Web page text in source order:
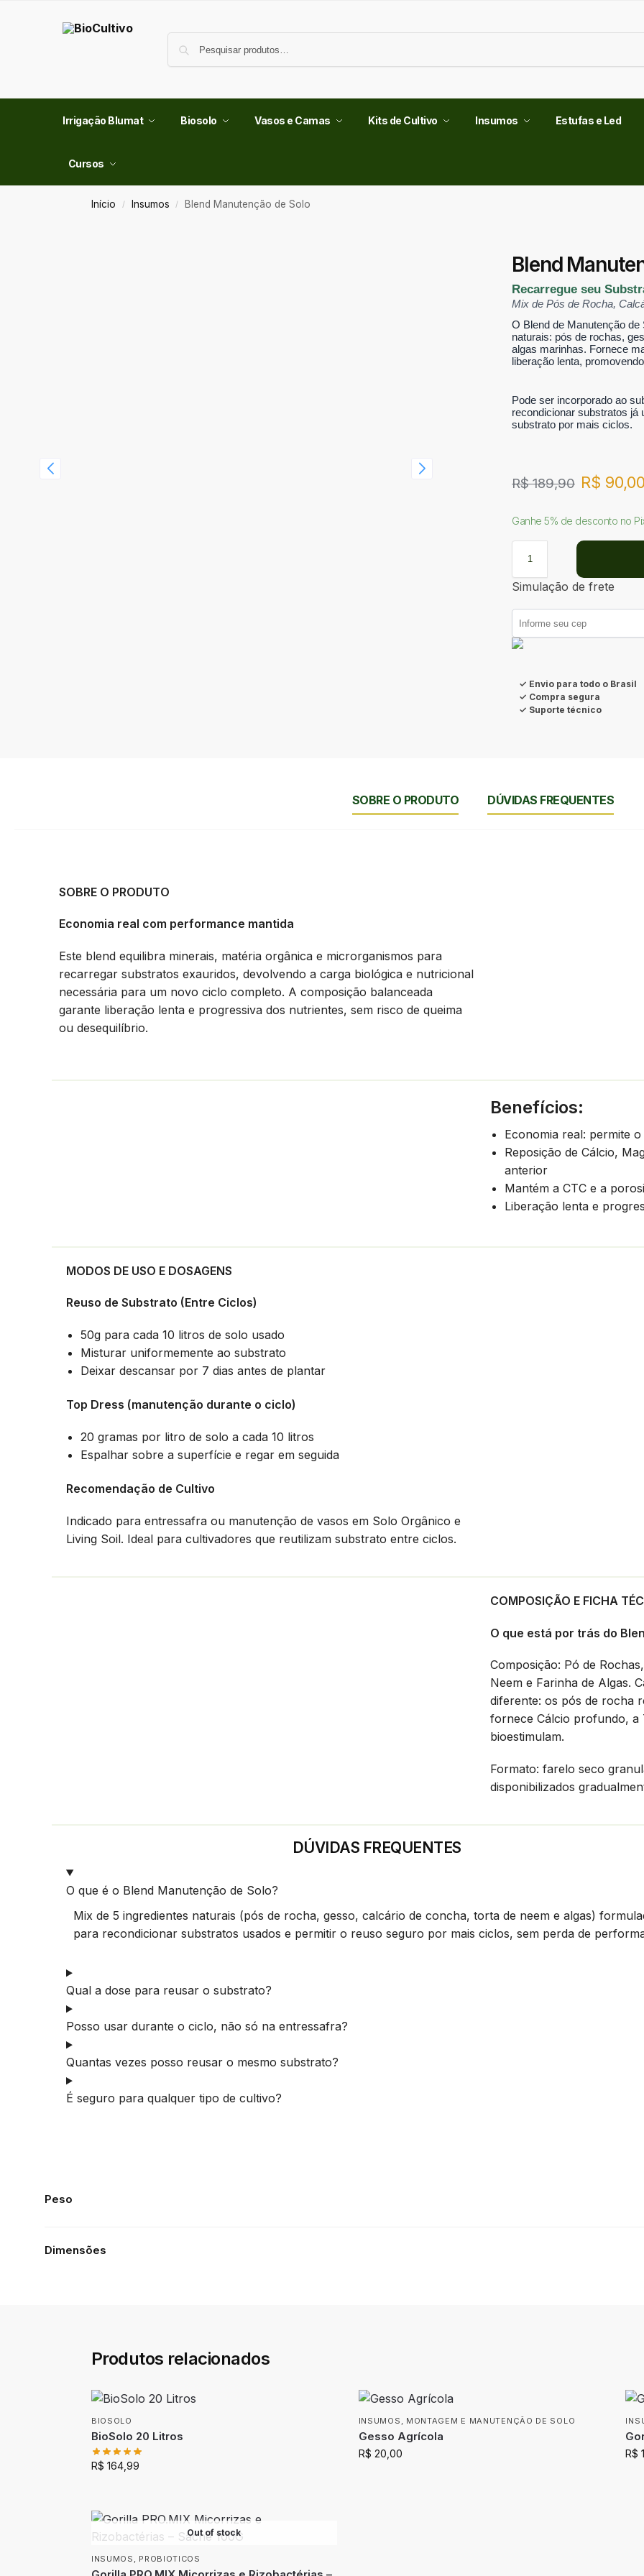
Irrigação Blumat Biosolo Vasos e Camas Kits de Cultivo Insumos Estufas e Led
Cursos
Início / Insumos / Blend Manutenção de Solo
Blend
Recarregue seu
Mix de Pós de Rocha,
O Blend de Manutenção
naturais: pós de rochas,
algas marinhas. Fornece
liberação lenta,
Pode ser incorporado ao
recondicionar substratos
substrato por mais ciclos.
R$189,90 R$ 90,00
Ganhe 5% de desconto no
Simulação de frete
✓ Envio para todo o Brasil
✓ Compra segura
✓ Suporte técnico
SOBRE O PRODUTO DÚVIDAS FREQUENTES
SOBRE O PRODUTO
Economia real com performance mantida
Este blend equilibra minerais, matéria orgânica e microrganismos para
recarregar substratos exauridos, devolvendo a carga biológica e nutricional
necessária para um novo ciclo completo. A composição balanceada
garante liberação lenta e progressiva dos nutrientes, sem risco de queima
ou desequilíbrio.
Benefícios:
Economia real: permite
Reposição de Cálcio,
anterior
Mantém a CTC e a
Liberação lenta e
MODOS DE USO E DOSAGENS
Reuso de Substrato (Entre Ciclos)
50g para cada 10 litros de solo usado
Misturar uniformemente ao substrato
Deixar descansar por 7 dias antes de plantar
Top Dress (manutenção durante o ciclo)
20 gramas por litro de solo a cada 10 litros
Espalhar sobre a superfície e regar em seguida
Recomendação de Cultivo
Indicado para entressafra ou manutenção de vasos em Solo Orgânico e
Living Soil. Ideal para cultivadores que reutilizam substrato entre ciclos.
COMPOSIÇÃO E FICHA
O que está por trás do
Composição: Pó de
Neem e Farinha de Algas.
diferente: os pós de rocha
fornece Cálcio profundo, a
bioestimulam.
Formato: farelo seco
disponibilizados
DÚVIDAS FREQUENTES
O que é o Blend Manutenção de Solo?
Mix de 5 ingredientes naturais (pós de rocha, gesso, calcário de concha, torta de neem e algas)
para recondicionar substratos usados e permitir o reuso seguro por mais ciclos, sem perda de
Qual a dose para reusar o substrato?
Posso usar durante o ciclo, não só na entressafra?
Quantas vezes posso reusar o mesmo substrato?
É seguro para qualquer tipo de cultivo?
Peso
Dimensões
Produtos relacionados
BIOSOLO
BioSolo 20 Litros
R$ 164,99
INSUMOS , MONTAGEM E MANUTENÇÃO DE SOLO
Gesso Agrícola
R$ 20,00 R$
Out of stock
INSUMOS , PROBIOTICOS